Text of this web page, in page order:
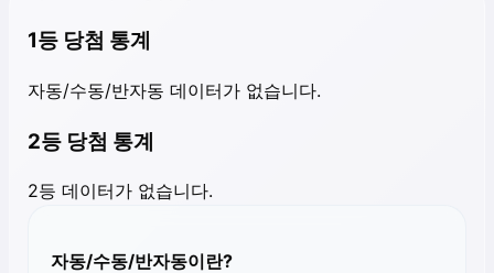
1등 당첨 통계
자동/수동/반자동 데이터가 없습니다.
2등 당첨 통계
2등 데이터가 없습니다.
자동/수동/반자동이란?